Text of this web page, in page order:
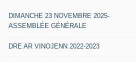
DIMANCHE 23 NOVEMBRE 2025-
ASSEMBLÉE GÉNÉRALE
DRE AR VINOJENN 2022-2023